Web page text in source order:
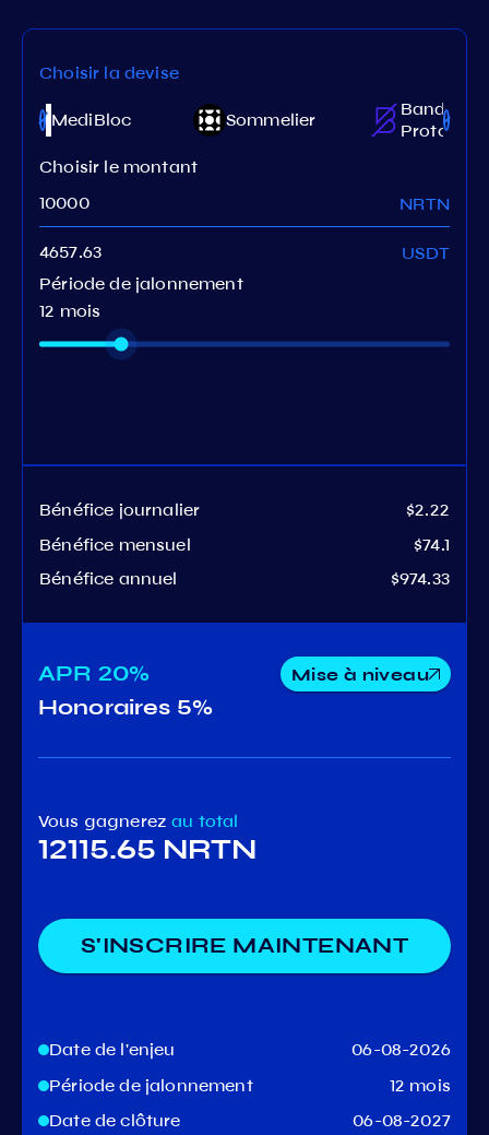
Choisir la devise
MediBloc Sommelier
Band
Protocol
Choisir le montant
NRTN
USDT
Période de jalonnement
12 mois
Bénéfice journalier
$2.22
Bénéfice mensuel
$74.1
Bénéfice annuel
$974.33
APR 20% Mise à niveau
Honoraires 5%
Vous gagnerez au total
12115.65 NRTN
S'INSCRIRE MAINTENANT
Date de l'enjeu
06-08-2026
Période de jalonnement
12 mois
Date de clôture
06-08-2027